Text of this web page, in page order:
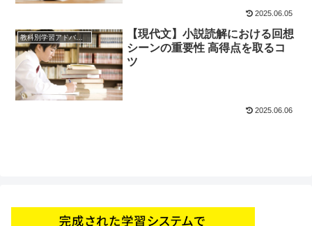
2025.06.05
教科別学習アドバイス
【現代文】小説読解における回想
シーンの重要性 高得点を取るコ
ツ
2025.06.06